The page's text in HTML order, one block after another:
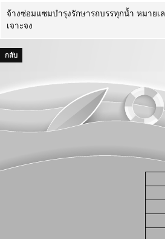
จ้างซ่อมแซมบำรุงรักษารถบรรทุกน้ำ หมายเ
เจาะจง
กลับ